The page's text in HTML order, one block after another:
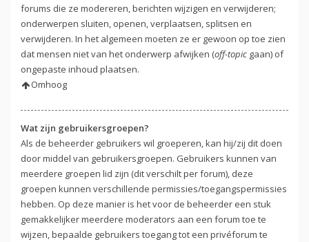
forums die ze modereren, berichten wijzigen en verwijderen;
onderwerpen sluiten, openen, verplaatsen, splitsen en
verwijderen. In het algemeen moeten ze er gewoon op toe zien
dat mensen niet van het onderwerp afwijken (off-topic gaan) of
ongepaste inhoud plaatsen.
Omhoog
Wat zijn gebruikersgroepen?
Als de beheerder gebruikers wil groeperen, kan hij/zij dit doen
door middel van gebruikersgroepen. Gebruikers kunnen van
meerdere groepen lid zijn (dit verschilt per forum), deze
groepen kunnen verschillende permissies/toegangspermissies
hebben. Op deze manier is het voor de beheerder een stuk
gemakkelijker meerdere moderators aan een forum toe te
wijzen, bepaalde gebruikers toegang tot een privéforum te